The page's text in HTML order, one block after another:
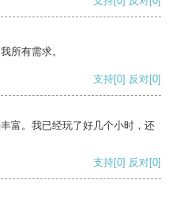
所有需求。
支持[0] 反对[0]
富。我已经玩了好几个小时，还
支持[0] 反对[0]